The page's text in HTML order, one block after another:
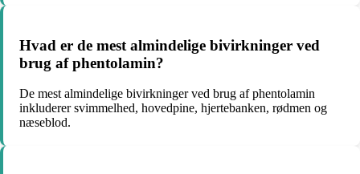
Hvad er de mest almindelige bivirkninger ved
brug af phentolamin?
De mest almindelige bivirkninger ved brug af phentolamin
inkluderer svimmelhed, hovedpine, hjertebanken, rødmen og
næseblod.